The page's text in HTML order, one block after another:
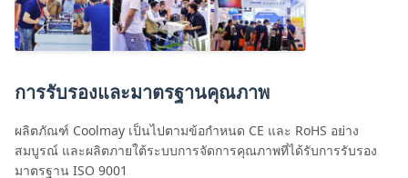
การรับรองและมาตรฐานคุณภาพ
ผลิตภัณฑ์ Coolmay เป็นไปตามข้อกำหนด CE และ RoHS อย่าง
สมบูรณ์ และผลิตภายใต้ระบบการจัดการคุณภาพที่ได้รับการรับรอง
มาตรฐาน ISO 9001